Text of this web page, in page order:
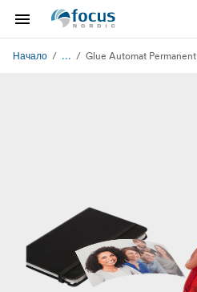
Начало ... Glue Automat Permanent